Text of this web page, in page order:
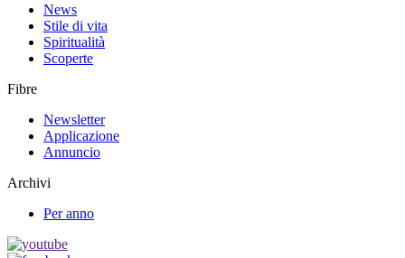
News
Stile di vita
Spiritualità
Scoperte
Fibre
Newsletter
Applicazione
Annuncio
Archivi
Per anno